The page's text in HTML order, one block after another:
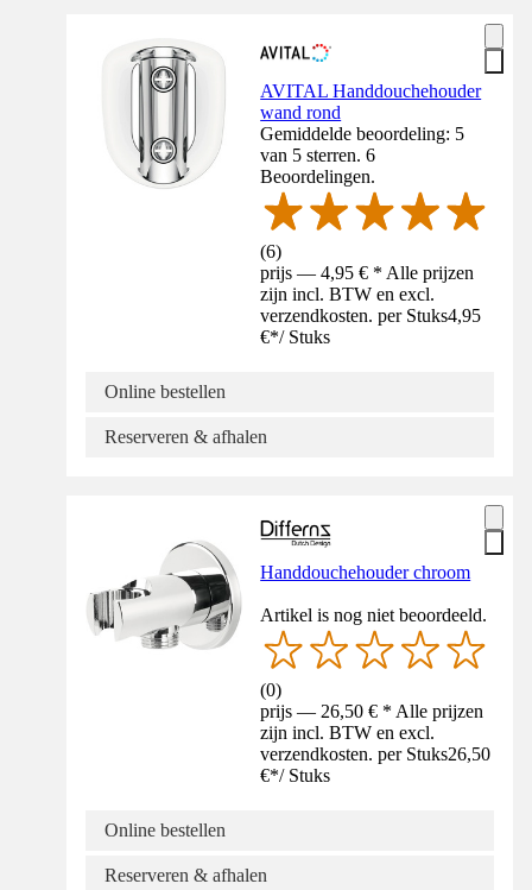
AVITAL Handdouchehouder
wand rond
Gemiddelde beoordeling: 5
van 5 sterren. 6
Beoordelingen.
(6)
prijs — 4,95 € * Alle prijzen
zijn incl. BTW en excl.
verzendkosten. per Stuks4,95
€*/ Stuks
Online bestellen
Reserveren & afhalen
Handdouchehouder chroom
Artikel is nog niet beoordeeld.
(0)
prijs — 26,50 € * Alle prijzen
zijn incl. BTW en excl.
verzendkosten. per Stuks26,50
€*/ Stuks
Online bestellen
Reserveren & afhalen